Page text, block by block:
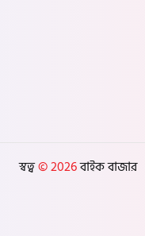
স্বত্ব© 2026বাইক বাজার